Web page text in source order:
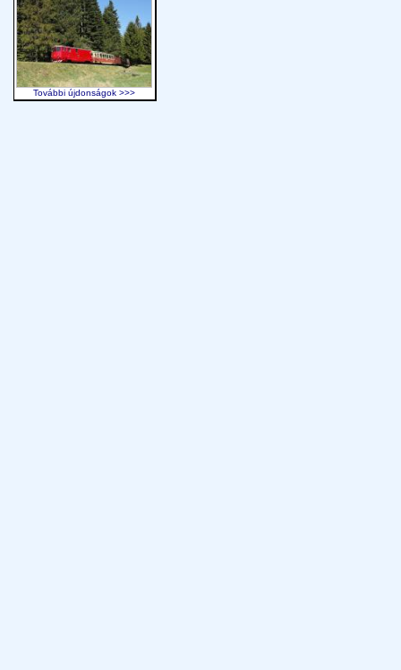
További újdonságok >>>